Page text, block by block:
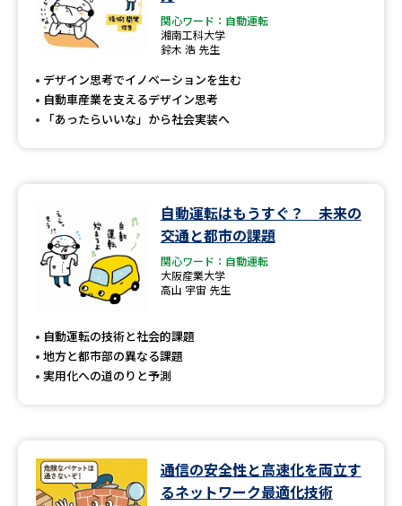
関心ワード：自動運転
湘南工科大学
鈴木 浩 先生
デザイン思考でイノベーションを生む
自動車産業を支えるデザイン思考
「あったらいいな」から社会実装へ
自動運転はもうすぐ？ 未来の
交通と都市の課題
関心ワード：自動運転
大阪産業大学
高山 宇宙 先生
自動運転の技術と社会的課題
地方と都市部の異なる課題
実用化への道のりと予測
通信の安全性と高速化を両立す
るネットワーク最適化技術